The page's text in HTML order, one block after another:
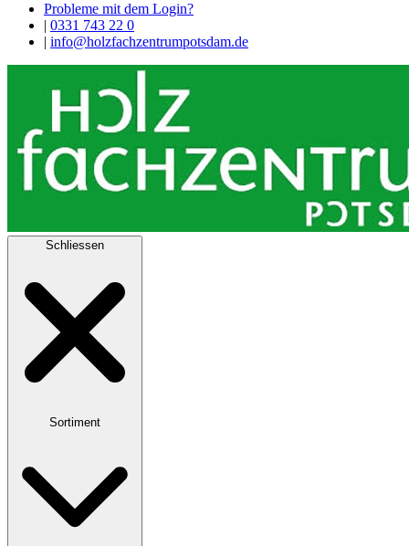
Probleme mit dem Login?
| 0331 743 22 0
| info@holzfachzentrumpotsdam.de
Schliessen
Sortiment